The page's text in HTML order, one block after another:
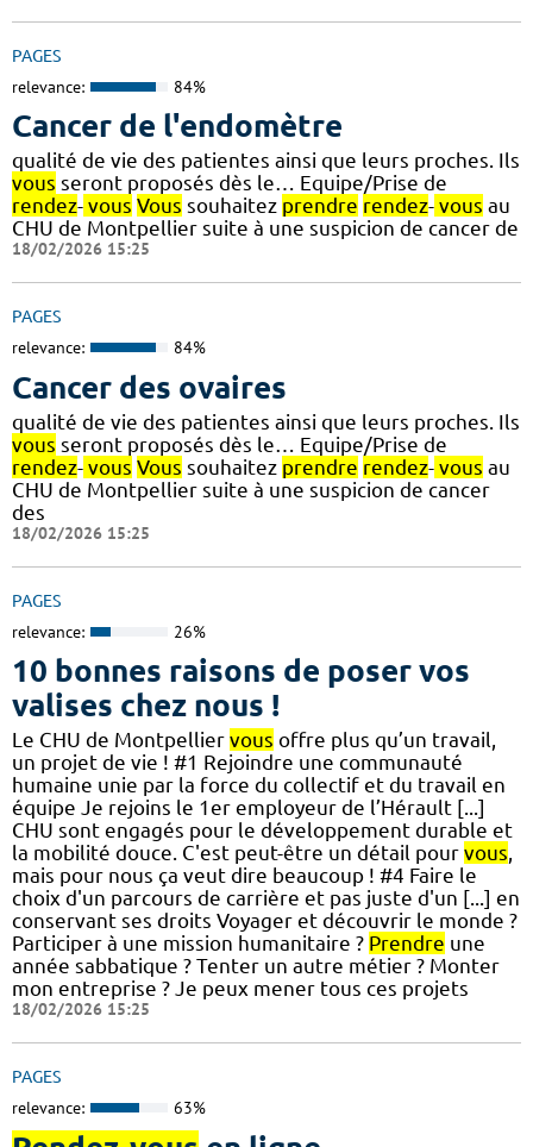
PAGES
relevance: 84%
Cancer de l'endomètre
qualité de vie des patientes ainsi que leurs proches. Ils
vous seront proposés dès le… Equipe/Prise de
rendez- vous Vous souhaitez prendre rendez- vous au
CHU de Montpellier suite à une suspicion de cancer de
18/02/2026 15:25
PAGES
relevance: 84%
Cancer des ovaires
qualité de vie des patientes ainsi que leurs proches. Ils
vous seront proposés dès le… Equipe/Prise de
rendez- vous Vous souhaitez prendre rendez- vous au
CHU de Montpellier suite à une suspicion de cancer
des
18/02/2026 15:25
PAGES
relevance: 26%
10 bonnes raisons de poser vos
valises chez nous !
Le CHU de Montpellier vous offre plus qu’un travail,
un projet de vie ! #1 Rejoindre une communauté
humaine unie par la force du collectif et du travail en
équipe Je rejoins le 1er employeur de l’Hérault [...]
CHU sont engagés pour le développement durable et
la mobilité douce. C'est peut-être un détail pour vous,
mais pour nous ça veut dire beaucoup ! #4 Faire le
choix d'un parcours de carrière et pas juste d'un [...] en
conservant ses droits Voyager et découvrir le monde ?
Participer à une mission humanitaire ? Prendre une
année sabbatique ? Tenter un autre métier ? Monter
mon entreprise ? Je peux mener tous ces projets
18/02/2026 15:25
PAGES
relevance: 63%